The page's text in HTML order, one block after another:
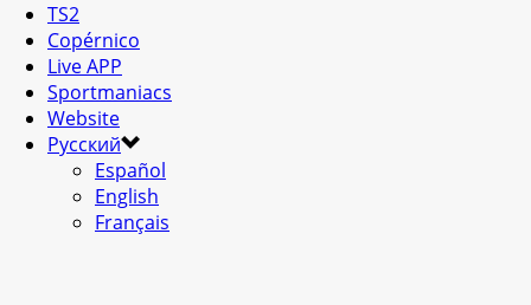
TS2
Copérnico
Live APP
Sportmaniacs
Website
Русский
Español
English
Français